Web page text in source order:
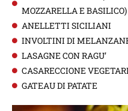
MOZZARELLA E BASILICO)
ANELLETTI SICILIANI
INVOLTINI DI
LASAGNE CON RAGU’
CASARECCIONE
GATEAU DI PATATE